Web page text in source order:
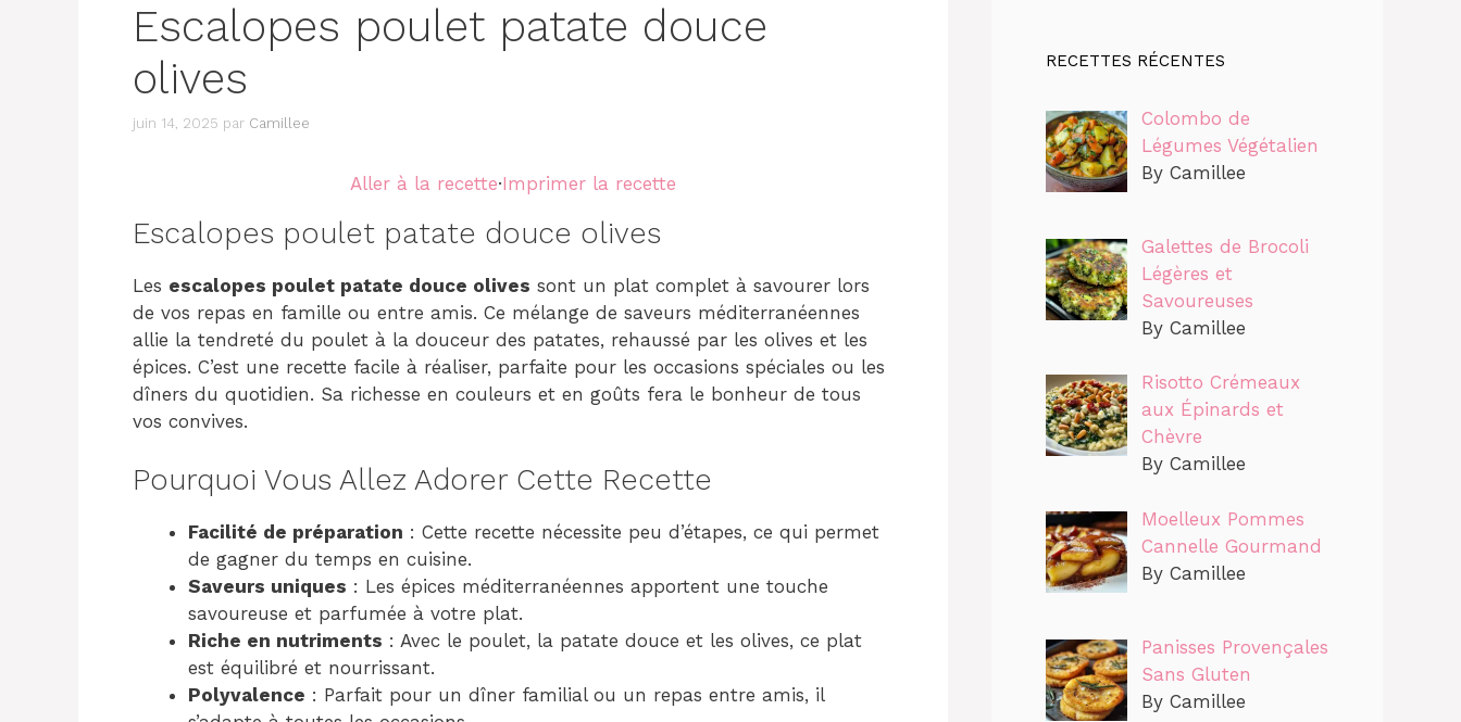
Escalopes poulet patate douce
olives
juin 14, 2025 par Camillee
Aller à la recette·Imprimer la recette
Escalopes poulet patate douce olives
Les escalopes poulet patate douce olives sont un plat complet à savourer lors
de vos repas en famille ou entre amis. Ce mélange de saveurs méditerranéennes
allie la tendreté du poulet à la douceur des patates, rehaussé par les olives et les
épices. C’est une recette facile à réaliser, parfaite pour les occasions spéciales ou les
dîners du quotidien. Sa richesse en couleurs et en goûts fera le bonheur de tous
vos convives.
Pourquoi Vous Allez Adorer Cette Recette
Facilité de préparation : Cette recette nécessite peu d’étapes, ce qui permet
de gagner du temps en cuisine.
Saveurs uniques : Les épices méditerranéennes apportent une touche
savoureuse et parfumée à votre plat.
Riche en nutriments : Avec le poulet, la patate douce et les olives, ce plat
est équilibré et nourrissant.
Polyvalence : Parfait pour un dîner familial ou un repas entre amis, il
RECETTES RÉCENTES
Colombo de
Légumes Végétalien
By Camillee
Galettes de Brocoli
Légères et
Savoureuses
By Camillee
Risotto Crémeaux
aux Épinards et
Chèvre
By Camillee
Moelleux Pommes
Cannelle Gourmand
By Camillee
Panisses Provençales
Sans Gluten
By Camillee